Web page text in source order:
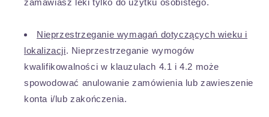
zamawiasz leki tylko do użytku osobistego.
Nieprzestrzeganie wymagań dotyczących wieku i
lokalizacji. Nieprzestrzeganie wymogów
kwalifikowalności w klauzulach 4.1 i 4.2 może
spowodować anulowanie zamówienia lub zawieszenie
konta i/lub zakończenia.